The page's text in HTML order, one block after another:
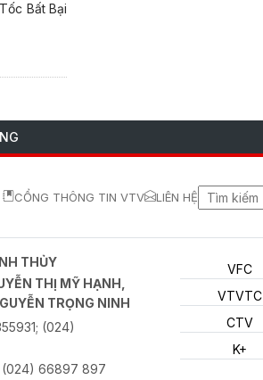
Bất Bại
CỔNG THÔNG TIN VTV LIÊN HỆ
THỦY
THỊ MỸ HẠNH,
TRỌNG NINH
(024)
(024) 66897 897
VFC
VTVTC
CTV
K+